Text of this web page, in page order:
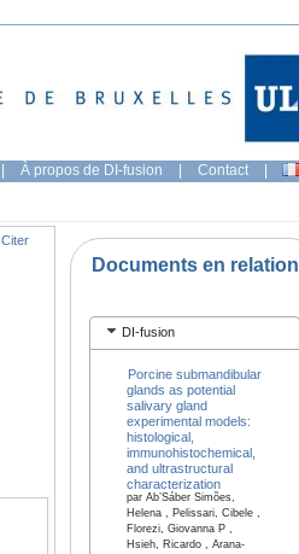
| À propos de DI-fusion | Contact |
Citer
Documents en relation
DI-fusion
Porcine submandibular
glands as potential
salivary gland
experimental models:
histological,
immunohistochemical,
and ultrastructural
characterization
par Ab’Sáber Simões,
Helena , Pelissari, Cibele ,
Florezi, Giovanna P ,
Hsieh, Ricardo , Arana-